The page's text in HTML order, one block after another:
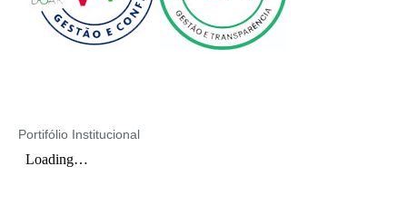
Portifólio Institucional